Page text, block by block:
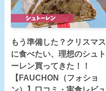
もう準備した？クリスマス
に食べたい、理想のシュト
ーレン買ってきた！！
【FAUCHON（フォショ